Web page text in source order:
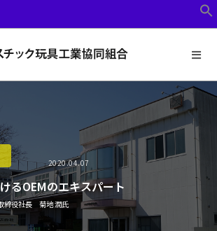
2020.04.07
るOEMのエキスパート
締役社長 菊地 潤氏